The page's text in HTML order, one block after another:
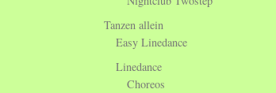
Tanzen allein
Easy Linedance
Linedance
Choreos